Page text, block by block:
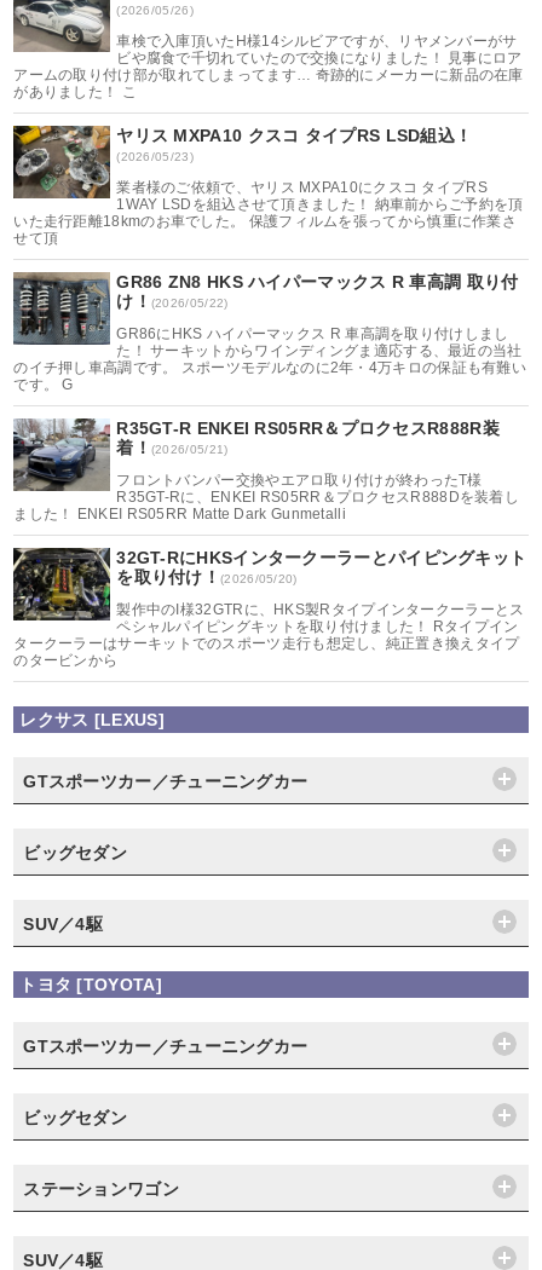
(2026/05/26)
車検で入庫頂いたH様14シルビアですが、リヤメンバーがサ
ビや腐食で千切れていたので交換になりました！ 見事にロア
アームの取り付け部が取れてしまってます… 奇跡的にメーカーに新品の在庫
がありました！ こ
ヤリス MXPA10 クスコ タイプRS LSD組込！
(2026/05/23)
業者様のご依頼で、ヤリス MXPA10にクスコ タイプRS
1WAY LSDを組込させて頂きました！ 納車前からご予約を頂
いた走行距離18kmのお車でした。 保護フィルムを張ってから慎重に作業さ
せて頂
GR86 ZN8 HKS ハイパーマックス R 車高調 取り付
け！ (2026/05/22)
GR86にHKS ハイパーマックス R 車高調を取り付けしまし
た！ サーキットからワインディングま適応する、最近の当社
のイチ押し車高調です。 スポーツモデルなのに2年・4万キロの保証も有難い
です。 G
R35GT-R ENKEI RS05RR＆プロクセスR888R装
着！ (2026/05/21)
フロントバンパー交換やエアロ取り付けが終わったT様
R35GT-Rに、ENKEI RS05RR＆プロクセスR888Dを装着し
ました！ ENKEI RS05RR Matte Dark Gunmetalli
32GT-RにHKSインタークーラーとパイピングキット
を取り付け！(2026/05/20)
製作中のI様32GTRに、HKS製Rタイプインタークーラーとス
ペシャルパイピングキットを取り付けました！ Rタイプイン
タークーラーはサーキットでのスポーツ走行も想定し、純正置き換えタイプ
のタービンから
レクサス [LEXUS]
GTスポーツカー／チューニングカー
ビッグセダン
SUV／4駆
トヨタ [TOYOTA]
GTスポーツカー／チューニングカー
ビッグセダン
ステーションワゴン
SUV／4駆